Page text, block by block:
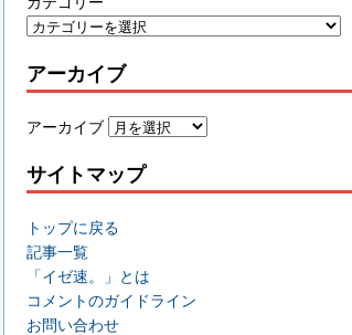
アーカイブ
アーカイブ
サイトマップ
トップに戻る
記事一覧
「イゼ速。」とは
コメントのガイドライン
お問い合わせ